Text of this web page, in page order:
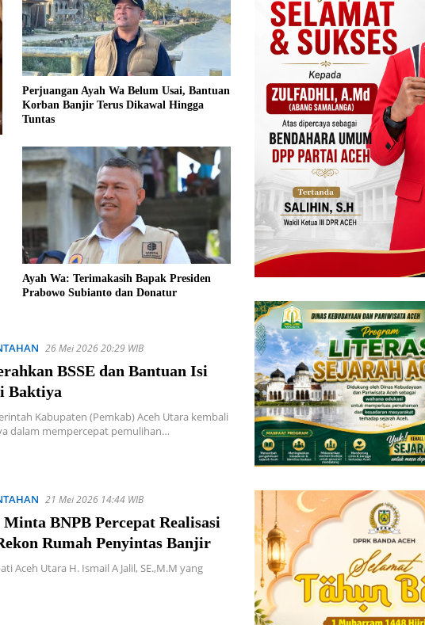
Perjuangan Ayah Wa Belum Usai, Bantuan
Korban Banjir Terus Dikawal Hingga
Tuntas
Ayah Wa: Terimakasih Bapak Presiden
Prabowo Subianto dan Donatur
26 Mei 2026 20:29 WIB
BSSE dan Bantuan Isi
Baktiya
Kabupaten (Pemkab) Aceh Utara kembali
dalam mempercepat pemulihan…
21 Mei 2026 14:44 WIB
BNPB Percepat Realisasi
Rumah Penyintas Banjir
Aceh Utara H. Ismail A Jalil, SE.,M.M yang